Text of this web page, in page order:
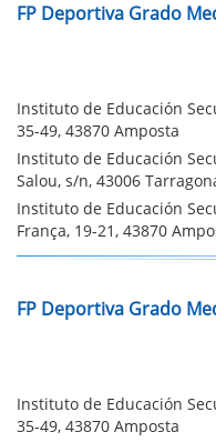
FP Deportiva Grado
Instituto de Educación
35-49, 43870 Amposta
Instituto de Educación
Salou, s/n, 43006
Instituto de Educación
França, 19-21, 43870
FP Deportiva Grado
Instituto de Educación
35-49, 43870 Amposta